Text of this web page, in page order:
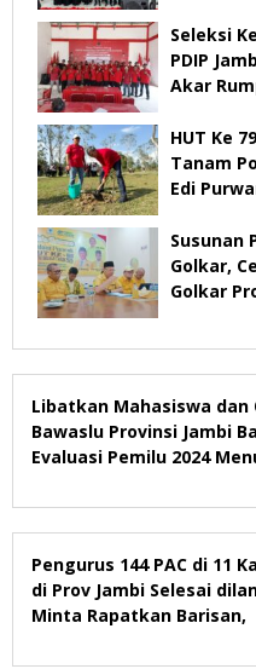
Seleksi
PDIP
Akar
HUT Ke
Tanam
Edi
Susunan
Golkar,
Golkar
Libatkan Mahasiswa dan
Bawaslu Provinsi Jambi
Evaluasi Pemilu 2024
Pengurus 144 PAC di 11
di Prov Jambi Selesai
Minta Rapatkan Barisan,